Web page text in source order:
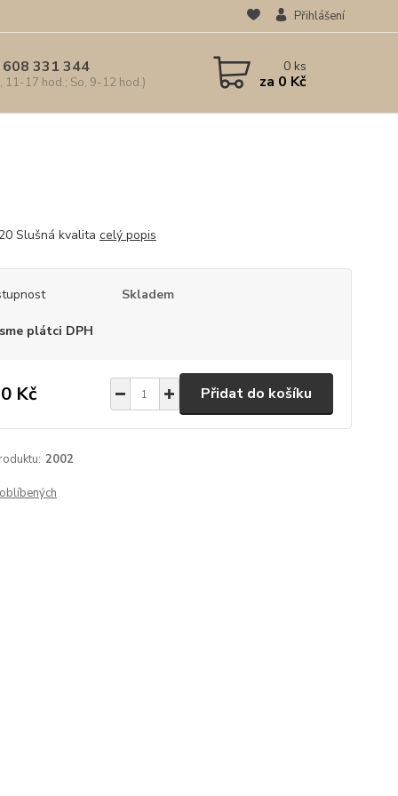
Přihlášení
331 344
11-17 hod.; So, 9-12 hod.)
0ks
za 0 Kč
Slušná kvalita celý popis
Skladem
plátci DPH
Kč Přidat do košíku
2002